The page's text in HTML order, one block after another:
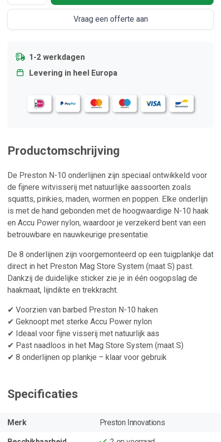
Vraag een offerte aan
1-2 werkdagen
Levering in heel Europa
Productomschrijving
De Preston N-10 onderlijnen zijn speciaal ontwikkeld voor
de fijnere witvisserij met natuurlijke aassoorten zoals
squatts, pinkies, maden, wormen en poppen. Elke onderlijn
is met de hand gebonden met de hoogwaardige N-10 haak
en Accu Power nylon, waardoor je verzekerd bent van een
betrouwbare en nauwkeurige presentatie.
De 8 onderlijnen zijn voorgemonteerd op een tuigplankje dat
direct in het Preston Mag Store System (maat S) past.
Dankzij de duidelijke sticker zie je in één oogopslag de
haakmaat, lijndikte en trekkracht.
✔ Voorzien van barbed Preston N-10 haken
✔ Geknoopt met sterke Accu Power nylon
✔ Ideaal voor fijne visserij met natuurlijk aas
✔ Past naadloos in het Mag Store System (maat S)
✔ 8 onderlijnen op plankje – klaar voor gebruik
Specificaties
Merk Preston Innovations